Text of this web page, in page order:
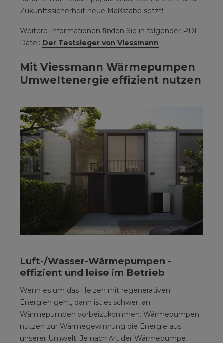
Zukunftssicherheit neue Maßstäbe setzt!
Weitere Informationen finden Sie in folgender PDF-
Datei: Der Testsieger von Viessmann
Mit Viessmann Wärmepumpen
Umweltenergie effizient nutzen
Luft-/Wasser-Wärmepumpen -
effizient und leise im Betrieb
Wenn es um das Heizen mit regenerativen
Energien geht, dann ist es schwer, an
Wärmepumpen vorbeizukommen. Wärmepumpen
nutzen zur Wärmegewinnung die Energie aus
unserer Umwelt. Je nach Art der Wärmepumpe